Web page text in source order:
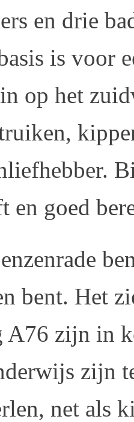
en drie
is voor
op het
en goed
bent. Het
A76 zijn in
zijn
net als